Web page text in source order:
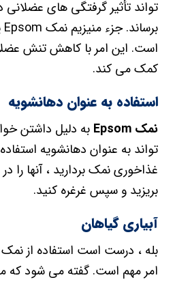
استفاده به عنوان دهانشویه
نمک Epsom
به دلیل داشتن
تواند به عنوان دهانشویه
بریزید و سپس غرغره کنید.
آبیاری گیاهان
بله ، درست است استفاده از نمک
امر مهم است. گفته می شود که
گیاهان شاداب تر و رنگهای کلی
سولفات منیزیم هیدراته برای
درمان دیابت و قند خون